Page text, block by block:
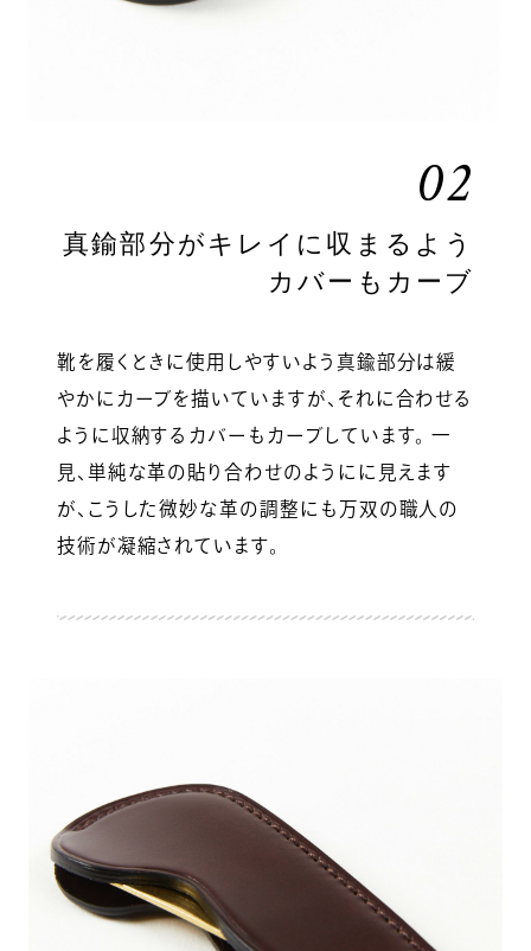
02
真鍮部分がキレイに収まるよう
カバーもカーブ
靴を履くときに使用しやすいよう真鍮部分は緩
やかにカーブを描いていますが、それに合わせる
ように収納するカバーもカーブしています。 一
見、単純な革の貼り合わせのようにに見えます
が、こうした微妙な革の調整にも万双の職人の
技術が凝縮されています。